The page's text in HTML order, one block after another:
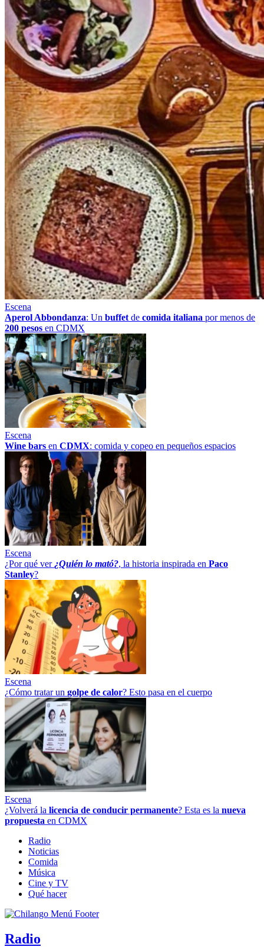
Escena
Aperol Abbondanza: Un buffet de comida italiana por menos de
200 pesos en CDMX
Escena
Wine bars en CDMX: comida y copeo en pequeños espacios
Escena
¿Por qué ver ¿Quién lo mató?, la historia inspirada en Paco
Stanley?
Escena
¿Cómo tratar un golpe de calor? Esto pasa en el cuerpo
Escena
¿Volverá la licencia de conducir permanente? Esta es la nueva
propuesta en CDMX
Radio
Noticias
Comida
Música
Cine y TV
Qué hacer
Radio